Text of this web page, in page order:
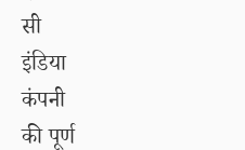
सी
इंडिया
कंपनी
की पूर्ण